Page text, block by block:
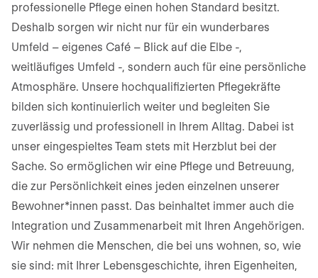
professionelle Pflege einen hohen Standard besitzt.
Deshalb sorgen wir nicht nur für ein wunderbares
Umfeld – eigenes Café – Blick auf die Elbe -,
weitläufiges Umfeld -, sondern auch für eine persönliche
Atmosphäre. Unsere hochqualifizierten Pflegekräfte
bilden sich kontinuierlich weiter und begleiten Sie
zuverlässig und professionell in Ihrem Alltag. Dabei ist
unser eingespieltes Team stets mit Herzblut bei der
Sache. So ermöglichen wir eine Pflege und Betreuung,
die zur Persönlichkeit eines jeden einzelnen unserer
Bewohner*innen passt. Das beinhaltet immer auch die
Integration und Zusammenarbeit mit Ihren Angehörigen.
Wir nehmen die Menschen, die bei uns wohnen, so, wie
sie sind: mit Ihrer Lebensgeschichte, ihren Eigenheiten,